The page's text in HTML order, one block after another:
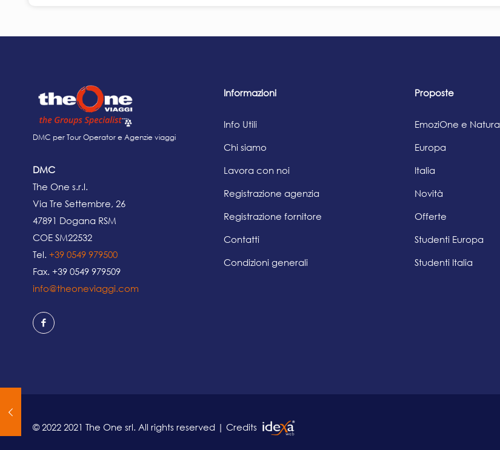
DMC per Tour Operator e Agenzie viaggi
DMC
The One s.r.l.
Via Tre Settembre, 26
47891 Dogana RSM
COE SM22532
Tel. +39 0549 979500
Fax. +39 0549 979509
info@theoneviaggi.com
Informazioni
Info Utili
Chi siamo
Lavora con noi
Registrazione agenzia
Registrazione fornitore
Contatti
Condizioni generali
Proposte
EmoziOne e Natura
Europa
Italia
Novità
Offerte
Studenti Europa
Studenti Italia
© 2022 2021 The One srl. All rights reserved | Credits